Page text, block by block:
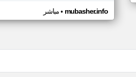
مباشر• mubasher.info